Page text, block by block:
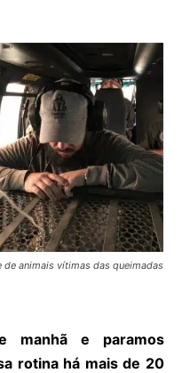
de animais vítimas das queimadas
manhã e paramos
rotina há mais de 20